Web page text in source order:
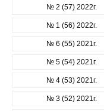
№ 2 (57) 2022г.
№ 1 (56) 2022г.
№ 6 (55) 2021г.
№ 5 (54) 2021г.
№ 4 (53) 2021г.
№ 3 (52) 2021г.